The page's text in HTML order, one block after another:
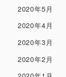
2020年5月
2020年4月
2020年3月
2020年2月